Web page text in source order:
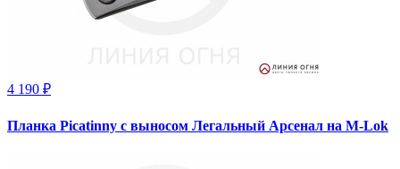
4 190 ₽
Планка Picatinny с выносом Легальный Арсенал на M-Lok